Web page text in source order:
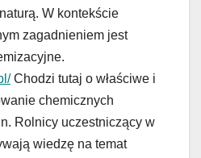
W kontekście
zagadnieniem jest
Chodzi tutaj o właściwe i
chemicznych
Rolnicy uczestniczący w
wiedzę na temat